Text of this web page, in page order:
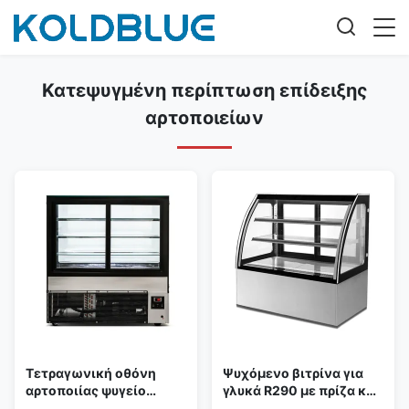
Κατεψυγμένη περίπτωση επίδειξης
αρτοποιείων
Τετραγωνική οθόνη
αρτοποιίας ψυγείο
Ψυχόμενο βιτρίνα για
γλυκά R290 με πρίζα και